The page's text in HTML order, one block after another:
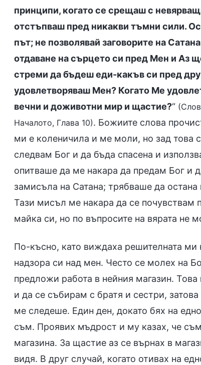
принципи, когато се срещаш с
отстъпваш пред никакви тъмни сили.
път; не позволявай заговорите на
отдаване на сърцето си пред Мен и Аз
стреми да бъдеш еди-какъв си пред
удовлетворяваш Мен? Когато Ме
вечни и доживотни мир и щастие?“
Началото, Глава 10). Божиите слова
ми е коленичила и ме моли, но зад това
следвам Бог и да бъда спасена и
опитваше да ме накара да предам Бог и
замисъла на Сатана; трябваше да
Тази мисъл ме накара да се
майка си, но по въпросите на вярата не
По-късно, като виждаха решителната ми
надзора си над мен. Често се молех на
предложи работа в нейния магазин.
и да се събирам с братя и сестри,
ме следеше. Един ден, докато бях на
съм. Проявих мъдрост и му казах, че
магазина. За щастие аз се върнах в
видя. В друг случай, когато отивах на